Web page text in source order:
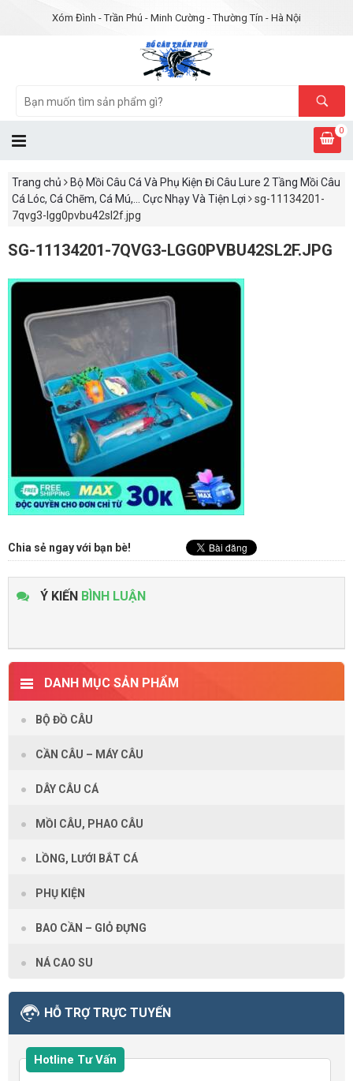
Xóm Đình - Trần Phú - Minh Cường - Thường Tín - Hà Nội
0
Trang chủ
Bộ Mồi Câu Cá Và Phụ Kiện Đi Câu Lure 2 Tầng Mồi Câu
Cá Lóc, Cá Chẽm, Cá Mú,... Cực Nhạy Và Tiện Lợi
sg-11134201-
7qvg3-lgg0pvbu42sl2f.jpg
SG-11134201-7QVG3-LGG0PVBU42SL2F.JPG
Chia sẻ ngay với bạn bè!
Ý KIẾN BÌNH LUẬN
DANH MỤC SẢN PHẨM
BỘ ĐỒ CÂU
CẦN CÂU – MÁY CÂU
DÂY CÂU CÁ
MỒI CÂU, PHAO CÂU
LỒNG, LƯỚI BẮT CÁ
PHỤ KIỆN
BAO CẦN – GIỎ ĐỰNG
NÁ CAO SU
HỖ TRỢ TRỰC TUYẾN
Hotline Tư Vấn